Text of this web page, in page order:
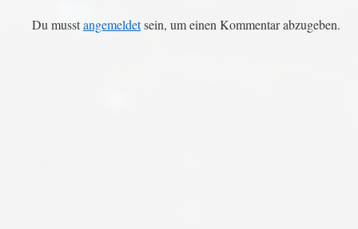
Du musstangemeldetsein, um einen Kommentar abzugeben.